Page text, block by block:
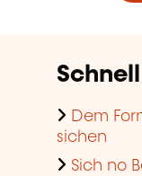
Dem
sichen
Sich no